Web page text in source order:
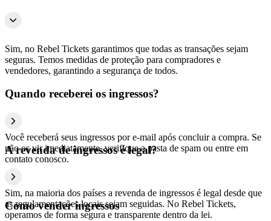
Sim, no Rebel Tickets garantimos que todas as transações sejam
seguras. Temos medidas de proteção para compradores e
vendedores, garantindo a segurança de todos.
Quando receberei os ingressos?
Você receberá seus ingressos por e-mail após concluir a compra. Se
não os vir imediatamente, verifique a pasta de spam ou entre em
contato conosco.
A revenda de ingressos é legal?
Sim, na maioria dos países a revenda de ingressos é legal desde que
as regulamentações locais sejam seguidas. No Rebel Tickets,
operamos de forma segura e transparente dentro da lei.
Como vender ingressos